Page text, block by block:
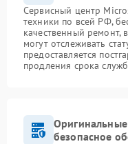
Сервисный центр
техники по всей РФ,
качественный ремонт,
могут отслеживать
предоставляется
продления срока
безопасное